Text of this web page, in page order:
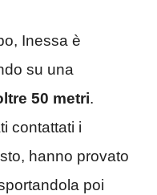
Inessa è
su una
50 metri.
contattati i
hanno provato
poi